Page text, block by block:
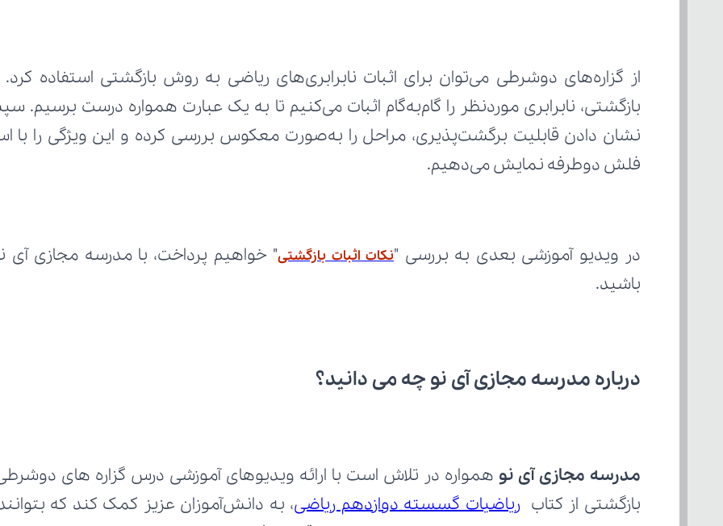
فلش دوطرفه نمایش می‌دهیم.
در ویدیو آموزشی بعدی به بررسی "نکات اثبات بازگشتی
باشید.
درباره مدرسه مجازی آی نو چه می‌ دانید؟
مدرسه مجازی آی نو
بازگشتی از کتاب ریاضیات گسسته دوازدهم ریاضی